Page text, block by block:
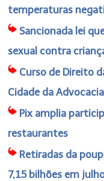
temperaturas
Sancionada lei
sexual contra
Curso de Direito
Cidade da Advocacia
Pix amplia
restaurantes
Retiradas da
7,15 bilhões em